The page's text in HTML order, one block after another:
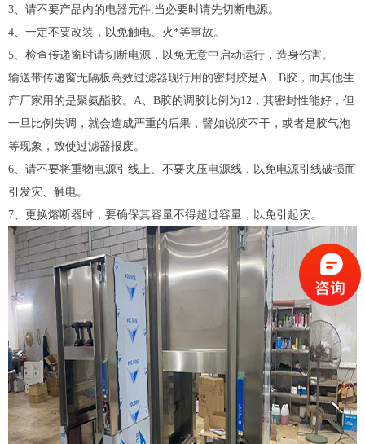
3、请不要产品内的电器元件,当必要时请先切断电源。
4、一定不要改装，以免触电、火*等事故。
5、检查传递窗时请切断电源，以免无意中启动运行，造身伤害。
输送带传递窗无隔板高效过滤器现行用的密封胶是A、B胶，而其他生
产厂家用的是聚氨酯胶。A、B胶的调胶比例为12，其密封性能好，但
一旦比例失调，就会造成严重的后果，譬如说胶不干，或者是胶气泡
等现象，致使过滤器报废。
6、请不要将重物电源引线上、不要夹压电源线，以免电源引线破损而
引发灾、触电。
7、更换熔断器时，要确保其容量不得超过容量，以免引起灾。